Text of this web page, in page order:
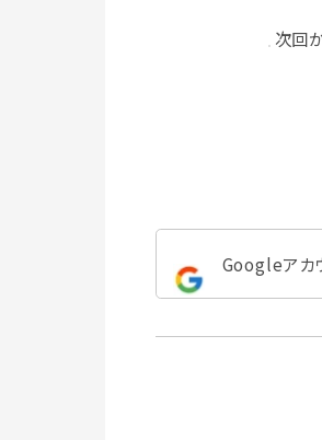
次回
Googleアカ